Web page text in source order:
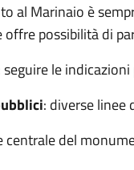
al Marinaio è
offre possibilità di
seguire le
: diverse
centrale del